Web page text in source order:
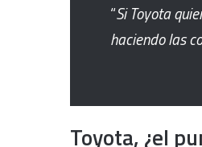
“Si Toyota
haciendo las
Toyota, ¿el